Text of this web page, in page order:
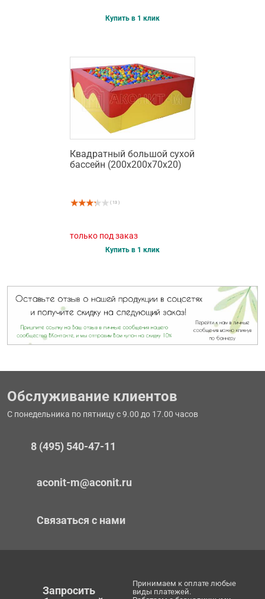
Купить в 1 клик
Квадратный большой сухой
бассейн (200х200х70х20)
( 13 )
только под заказ
Купить в 1 клик
Обслуживание клиентов
С понедельника по пятницу с 9.00 до 17.00 часов
8 (495) 540-47-11
aconit-m@aconit.ru
Связаться с нами
Запросить
Принимаем к оплате любые
виды платежей.